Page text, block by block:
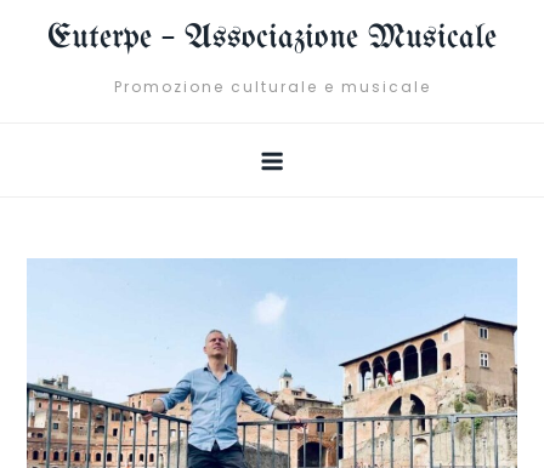
Euterpe – Associazione Musicale
Promozione culturale e musicale